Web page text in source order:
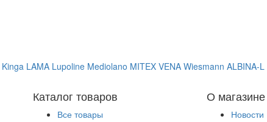
Kinga LAMA Lupoline Mediolano MITEX VENA Wiesmann ALBINA-L
О магазине
Новости
Каталог товаров
Все товары